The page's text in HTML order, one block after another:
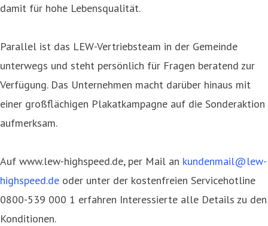
damit für hohe Lebensqualität.
Parallel ist das LEW-Vertriebsteam in der Gemeinde
unterwegs und steht persönlich für Fragen beratend zur
Verfügung. Das Unternehmen macht darüber hinaus mit
einer großflächigen Plakatkampagne auf die Sonderaktion
aufmerksam.
Auf www.lew-highspeed.de, per Mail an kundenmail@lew-
highspeed.de oder unter der kostenfreien Servicehotline
0800-539 000 1 erfahren Interessierte alle Details zu den
Konditionen.